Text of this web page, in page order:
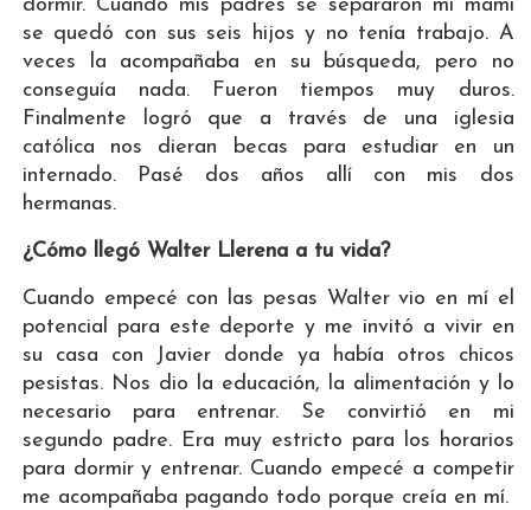
dormir. Cuando mis padres se separaron mi mami
se quedó con sus seis hijos y no tenía trabajo. A
veces la acompañaba en su búsqueda, pero no
conseguía nada. Fueron tiempos muy duros.
Finalmente logró que a través de una iglesia
católica nos dieran becas para estudiar en un
internado. Pasé dos años allí con mis dos
hermanas.
¿Cómo llegó Walter Llerena a tu vida?
Cuando empecé con las pesas Walter vio en mí el
potencial para este deporte y me invitó a vivir en
su casa con Javier donde ya había otros chicos
pesistas. Nos dio la educación, la alimentación y lo
necesario para entrenar. Se convirtió en mi
segundo padre. Era muy estricto para los horarios
para dormir y entrenar. Cuando empecé a competir
me acompañaba pagando todo porque creía en mí.